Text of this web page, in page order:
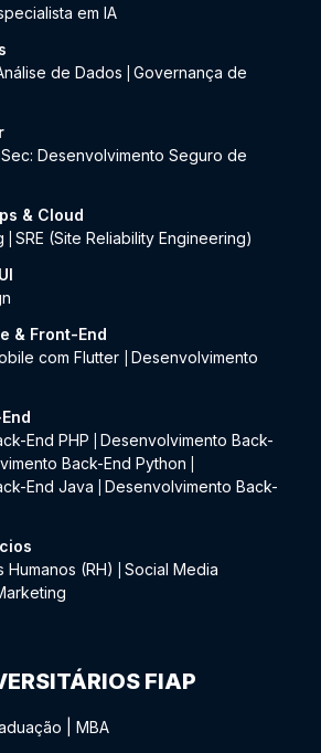
em IA
de Dados
Governança de
Desenvolvimento Seguro de
& Cloud
SRE (Site Reliability Engineering)
& Front-End
com Flutter
Desenvolvimento
End PHP
Desenvolvimento Back-
Back-End Python
End Java
Desenvolvimento Back-
Humanos (RH)
Social Media
FIAP
MBA